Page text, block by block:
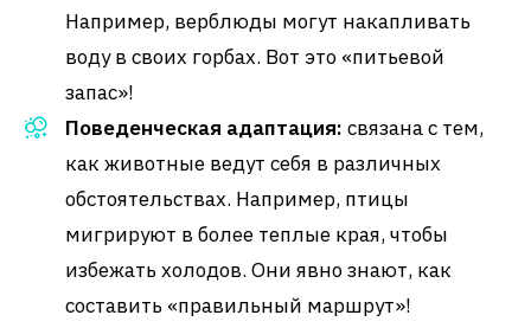
Например, верблюды могут накапливать
воду в своих горбах. Вот это «питьевой
запас»!
Поведенческая адаптация: связана с тем,
как животные ведут себя в различных
обстоятельствах. Например, птицы
мигрируют в более теплые края, чтобы
избежать холодов. Они явно знают, как
составить «правильный маршрут»!